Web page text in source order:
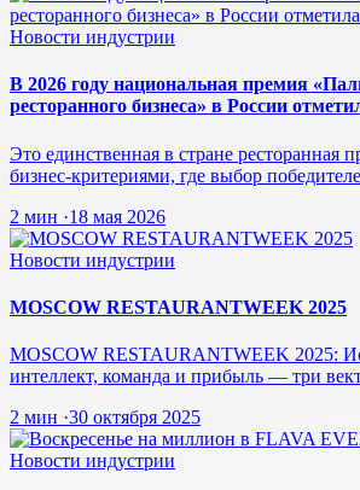
Новости индустрии
В 2026 году национальная премия
ресторанного бизнеса» в России
Это единственная в стране ресторанная
бизнес-критериями, где выбор
2 мин ·18 мая 2026
Новости индустрии
MOSCOW RESTAURANTWEEK 2025
MOSCOW RESTAURANTWEEK 2025:
интеллект, команда и прибыль — три
2 мин ·30 октября 2025
Новости индустрии